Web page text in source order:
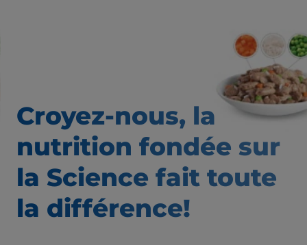
Croyez-nous, la
nutrition fondée sur
la Science fait toute
la différence!